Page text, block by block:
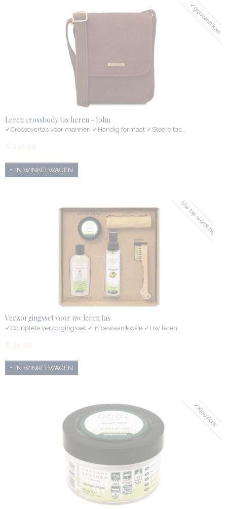
✓graveren kan
Leren crossbody tas heren - John
✓Crossovertas voor mannen ✓Handig formaat ✓Stoere tas…
€ 147,99
IN WINKELWAGEN
✓Uw tas wordt blij
Verzorgingsset voor uw leren tas
✓Complete verzorgingsset ✓In bewaardoosje ✓Uw leren…
€ 39,99
IN WINKELWAGEN
✓Kleurloos